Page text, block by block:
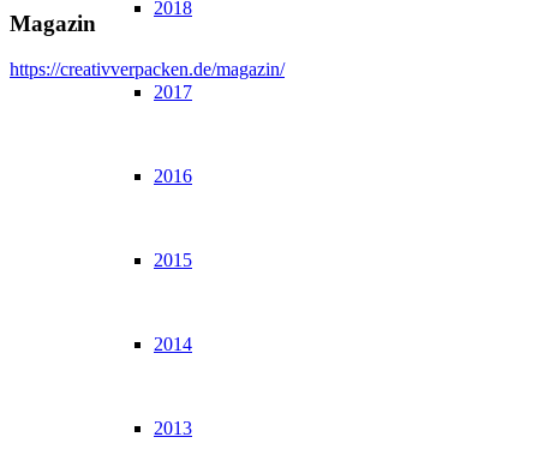
2018
2017
2016
2015
2014
2013
Magazin
https://creativverpacken.de/magazin/